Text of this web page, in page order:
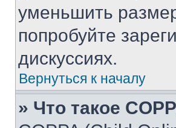
уменьшить
попробуйте
дискуссиях.
Вернуться к началу
» Что такое